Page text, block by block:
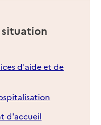
situation
d'aide et de
d'accueil